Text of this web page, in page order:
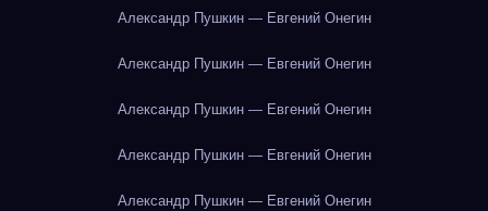
Александр Пушкин — Евгений Онегин
Александр Пушкин — Евгений Онегин
Александр Пушкин — Евгений Онегин
Александр Пушкин — Евгений Онегин
Александр Пушкин — Евгений Онегин